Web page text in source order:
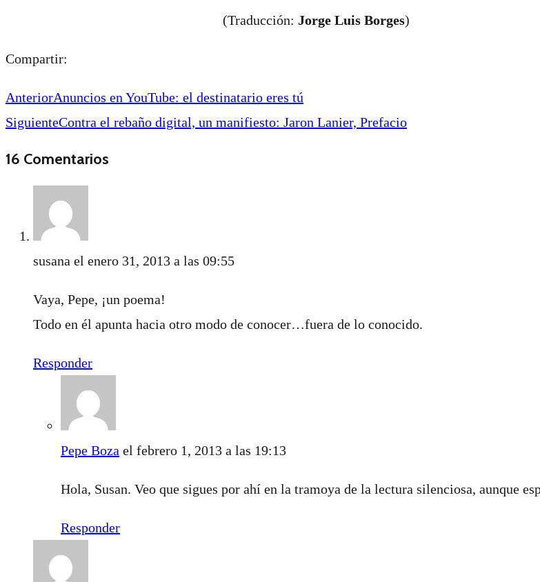
(Traducción: Jorge Luis Borges)
Compartir:
AnteriorAnuncios en YouTube: el destinatario eres tú
SiguienteContra el rebaño digital, un manifiesto: Jaron Lanier, Prefacio
16 Comentarios
susana el enero 31, 2013 a las 09:55
Vaya, Pepe, ¡un poema!
Todo en él apunta hacia otro modo de conocer…fuera de lo conocido.
Responder
Pepe Boza el febrero 1, 2013 a las 19:13
Hola, Susan. Veo que sigues por ahí en la tramoya de la lectura silenciosa, aunque
Responder